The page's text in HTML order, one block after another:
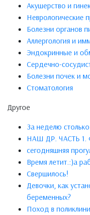
Акушерство и
Неврологические
Болезни органов
Аллергология и
Эндокринные и
Сердечно-
Болезни почек и
Стоматология
Другое
За неделю
НАШ ДР. ЧАСТЬ 1.
сегодняшняя
Время летит.:)а
Свершилось!
Девочки, как
беременных?
Поход в